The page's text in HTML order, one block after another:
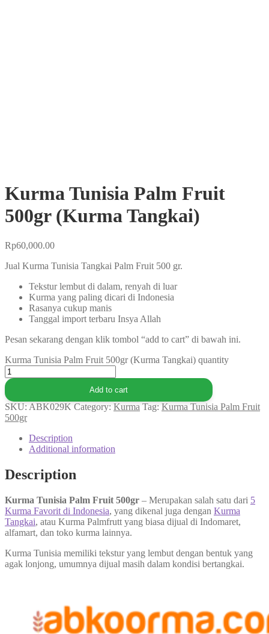
Kurma Tunisia Palm Fruit
500gr (Kurma Tangkai)
Rp60,000.00
Jual Kurma Tunisia Tangkai Palm Fruit 500 gr.
Tekstur lembut di dalam, renyah di luar
Kurma yang paling dicari di Indonesia
Rasanya cukup manis
Tanggal import terbaru Insya Allah
Pesan sekarang dengan klik tombol “add to cart” di bawah ini.
Kurma Tunisia Palm Fruit 500gr (Kurma Tangkai) quantity
Add to cart
SKU: ABK029K Category: Kurma Tag: Kurma Tunisia Palm Fruit
500gr
Description
Additional information
Description
Kurma Tunisia Palm Fruit 500gr – Merupakan salah satu dari 5
Kurma Favorit di Indonesia, yang dikenal juga dengan Kurma
Tangkai, atau Kurma Palmfrutt yang biasa dijual di Indomaret,
alfamart, dan toko kurma lainnya.
Kurma Tunisia memiliki tekstur yang lembut dengan bentuk yang
agak lonjong, umumnya dijual masih dalam kondisi bertangkai.